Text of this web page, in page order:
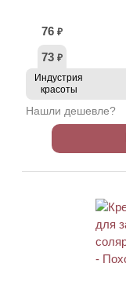
76 ₽
73 ₽
Индустрия
красоты
Нашли дешевле?